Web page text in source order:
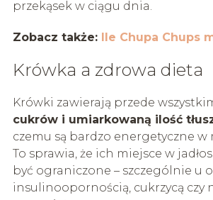
przekąsek w ciągu dnia.
Zobacz także: Ile Chupa Chups
Krówka a zdrowa dieta
Krówki zawierają przede
cukrów i umiarkowaną ilość
czemu są bardzo energetyczne w
To sprawia, że ich miejsce w
być ograniczone – szczególnie u
insulinoopornością, cukrzycą czy